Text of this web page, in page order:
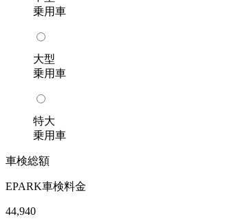
乗用車
大型
乗用車
特大
乗用車
車検総額
EPARK車検料金
44,940